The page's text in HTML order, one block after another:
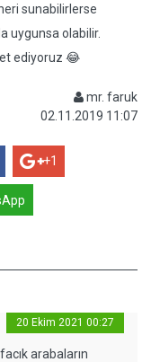
sunabilirlerse
uygunsa olabilir.
ediyoruz 😂
mr. faruk
02.11.2019 11:07
+1
20 Ekim 2021 00:27
arabaların